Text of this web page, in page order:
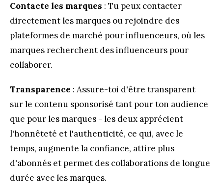
Contacte les marques : Tu peux contacter
directement les marques ou rejoindre des
plateformes de marché pour influenceurs, où les
marques recherchent des influenceurs pour
collaborer.
Transparence : Assure-toi d'être transparent
sur le contenu sponsorisé tant pour ton audience
que pour les marques - les deux apprécient
l'honnêteté et l'authenticité, ce qui, avec le
temps, augmente la confiance, attire plus
d'abonnés et permet des collaborations de longue
durée avec les marques.